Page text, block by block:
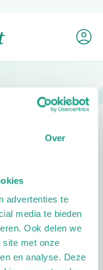
Over
advertenties te
media te bieden
Ook delen we
site met onze
en analyse. Deze
Mijn